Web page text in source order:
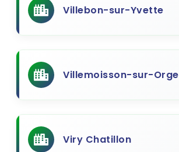
Villebon-sur-Yvette
Villemoisson-sur-Orge
Viry Chatillon